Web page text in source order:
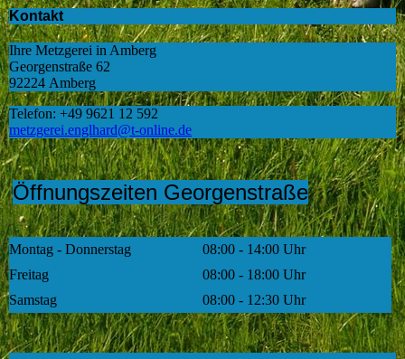
Kontakt
Ihre Metzgerei in Amberg
Georgenstraße 62
92224 Amberg
Telefon: +49 9621 12 592
metzgerei.englhard@t-online.de
Öffnungszeiten Georgenstraße
Montag - Donnerstag
08:00 - 14:00 Uhr
Freitag
08:00 - 18:00 Uhr
Samstag
08:00 - 12:30 Uhr